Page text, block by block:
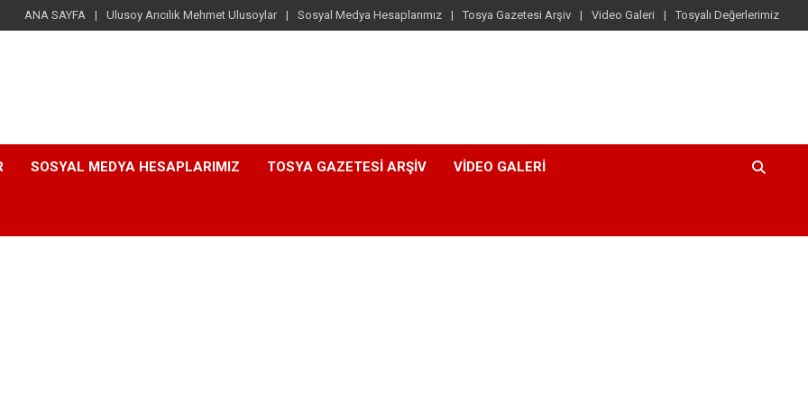
ANA SAYFA Ulusoy Arıcılık Mehmet Ulusoylar Sosyal Medya Hesaplarımız Tosya Gazetesi Arşiv Video Galeri Tosyalı Değerlerimiz
SOSYAL MEDYA HESAPLARIMIZ TOSYA GAZETESI ARŞIV VIDEO GALERI